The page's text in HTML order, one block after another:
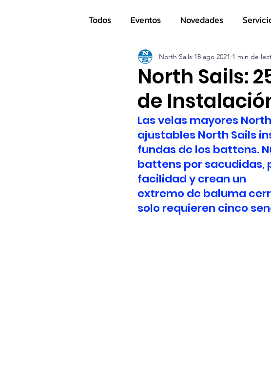
Todos Eventos Novedades
Navegantes
North Sails:
de
North Sails 18 ago 2021 1 min de
Las velas mayores
ajustables North Sails
fundas de los battens.
battens por sacudidas,
facilidad y crean un
extremo de baluma
solo requieren cinco